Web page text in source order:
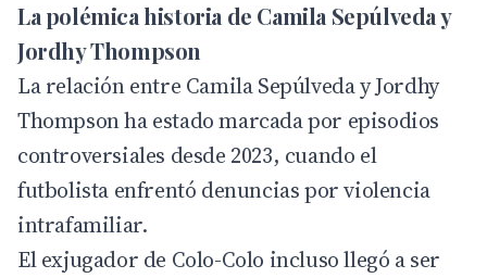
La polémica historia de Camila Sepúlveda y
Jordhy Thompson
La relación entre Camila Sepúlveda y Jordhy
Thompson ha estado marcada por episodios
controversiales desde 2023, cuando el
futbolista enfrentó denuncias por violencia
intrafamiliar.
El exjugador de Colo-Colo incluso llegó a ser